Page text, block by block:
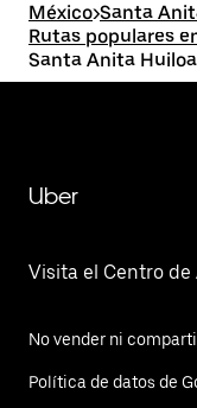
México>Santa
Rutas populares
Santa Anita
Uber
Visita el Centro de
No vender ni
Política de datos de